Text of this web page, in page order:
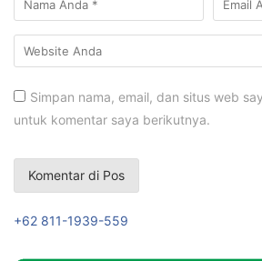
Simpan nama, email, dan situs web
untuk komentar saya berikutnya.
+62 811-1939-559